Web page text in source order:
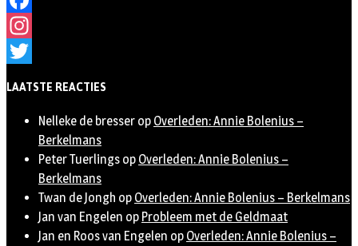
Facebook
Instagram
LAATSTE REACTIES
Nelleke de bresser op Overleden: Annie Bolenius –
Berkelmans
Peter Tuerlings op Overleden: Annie Bolenius –
Berkelmans
Twan de Jongh op Overleden: Annie Bolenius – Berkelmans
Jan van Engelen op Probleem met de Geldmaat
Jan en Roos van Engelen op Overleden: Annie Bolenius –